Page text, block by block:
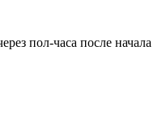
пол-часа после начала